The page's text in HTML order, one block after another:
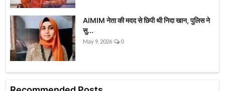
AIMIM नेता की मदद से छिपी थी निदा खान, पुलिस ने
सु...
May 9, 2026 0